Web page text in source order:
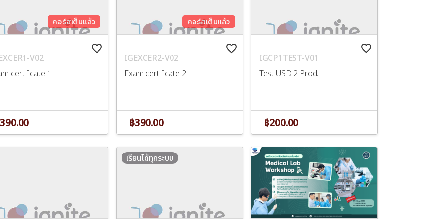
favorite_border
V02
certificate 1
คอร์สเต็มแล้ว
favorite_border
IGEXCER2-V02
Exam certificate 2
คอร์สเต็มแล้ว
฿390.00
favorite_border
IGCP1TEST-V01
Test USD 2 Prod.
฿200.00
เรียนได้ทุกระบบ